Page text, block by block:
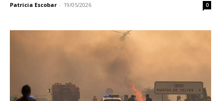
Patricia Escobar - 19/05/2026 0